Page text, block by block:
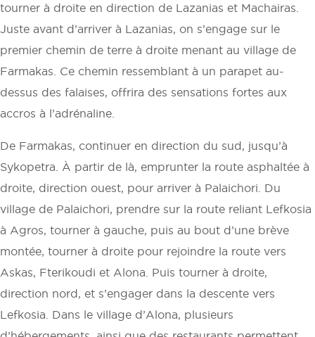
tourner à droite en direction de Lazanias et Machairas.
Juste avant d’arriver à Lazanias, on s’engage sur le
premier chemin de terre à droite menant au village de
Farmakas. Ce chemin ressemblant à un parapet au-
dessus des falaises, offrira des sensations fortes aux
accros à l’adrénaline.
De Farmakas, continuer en direction du sud, jusqu’à
Sykopetra. À partir de là, emprunter la route asphaltée à
droite, direction ouest, pour arriver à Palaichori. Du
village de Palaichori, prendre sur la route reliant Lefkosia
à Agros, tourner à gauche, puis au bout d’une brève
montée, tourner à droite pour rejoindre la route vers
Askas, Fterikoudi et Alona. Puis tourner à droite,
direction nord, et s’engager dans la descente vers
Lefkosia. Dans le village d’Alona, plusieurs